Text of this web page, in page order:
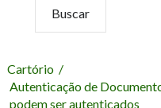
Cartório /
Autenticação de
podem ser autenticados